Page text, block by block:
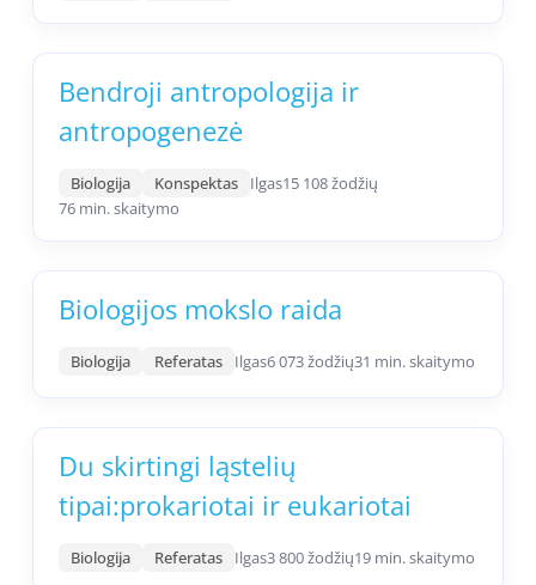
Bendroji antropologija ir
antropogenezė
Biologija Konspektas Ilgas15 108 žodžių
76 min. skaitymo
Biologijos mokslo raida
Biologija Referatas Ilgas6 073 žodžių31 min. skaitymo
Du skirtingi ląstelių
tipai:prokariotai ir eukariotai
Biologija Referatas Ilgas3 800 žodžių19 min. skaitymo